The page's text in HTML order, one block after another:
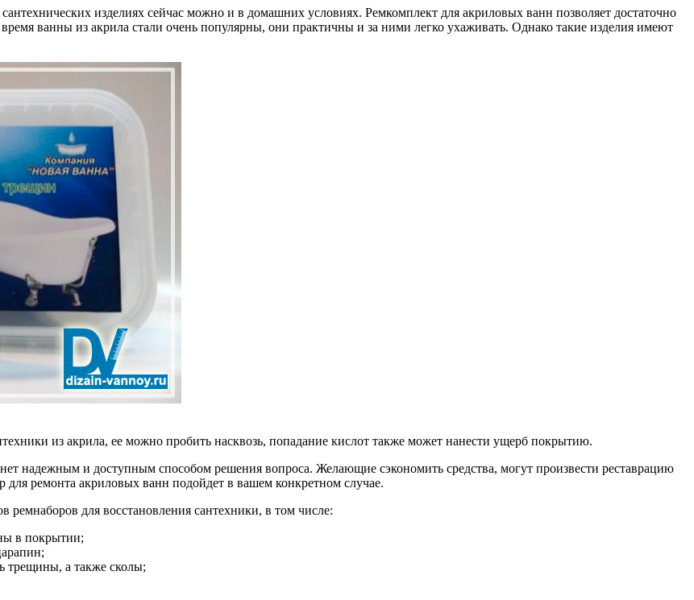
изделиях сейчас можно и в домашних условиях. Ремкомплект для акриловых ванн позволяет достаточно
ванны из акрила стали очень популярны, они практичны и за ними легко ухаживать. Однако такие изделия имеют
из акрила, ее можно пробить насквозь, попадание кислот также может нанести ущерб покрытию.
надежным и доступным способом решения вопроса. Желающие сэкономить средства, могут произвести реставрацию
для ремонта акриловых ванн подойдет в вашем конкретном случае.
для восстановления сантехники, в том числе:
в покрытии;
трещины, а также сколы;